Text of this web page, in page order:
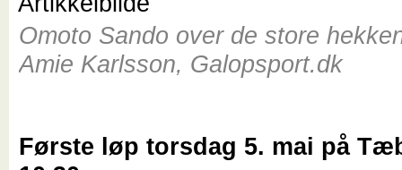
Omoto Sando over de store
Amie Karlsson, Galopsport.dk
Første løp torsdag 5. mai på